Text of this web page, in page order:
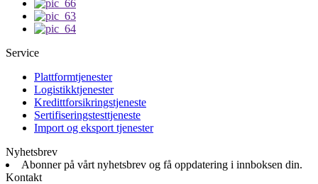
Service
Plattformtjenester
Logistikktjenester
Kredittforsikringstjeneste
Sertifiseringstesttjeneste
Import og eksport tjenester
Nyhetsbrev
Abonner på vårt nyhetsbrev og få oppdatering i innboksen din.
Kontakt